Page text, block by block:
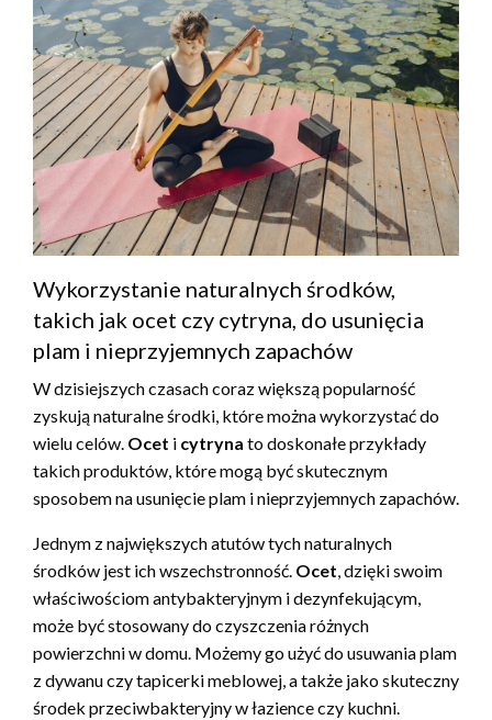
Wykorzystanie naturalnych środków,
takich jak ocet czy cytryna, do usunięcia
plam i nieprzyjemnych zapachów
W dzisiejszych czasach coraz większą popularność
zyskują naturalne środki, które można wykorzystać do
wielu celów. Ocet i cytryna to doskonałe przykłady
takich produktów, które mogą być skutecznym
sposobem na usunięcie plam i nieprzyjemnych zapachów.
Jednym z największych atutów tych naturalnych
środków jest ich wszechstronność. Ocet, dzięki swoim
właściwościom antybakteryjnym i dezynfekującym,
może być stosowany do czyszczenia różnych
powierzchni w domu. Możemy go użyć do usuwania plam
z dywanu czy tapicerki meblowej, a także jako skuteczny
środek przeciwbakteryjny w łazience czy kuchni.